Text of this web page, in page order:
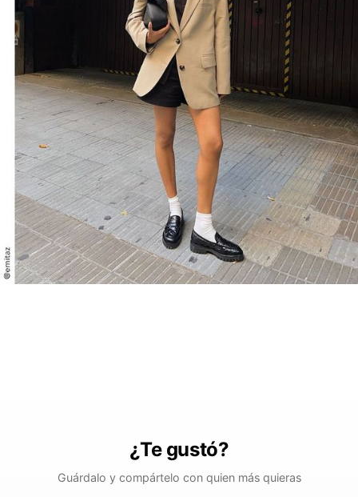
¿Te gustó?
Guárdalo y compártelo con quien más quieras